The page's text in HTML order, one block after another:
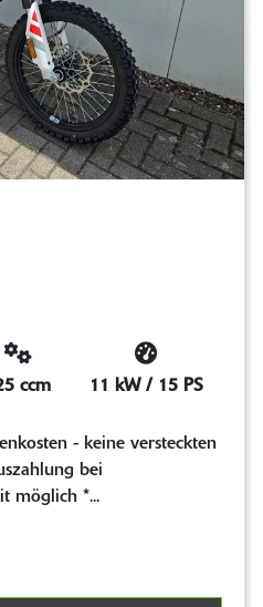
ccm 11 kW / 15 PS
- keine versteckten
bei
möglich *...